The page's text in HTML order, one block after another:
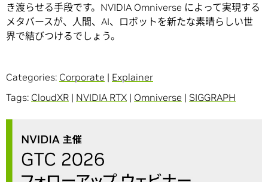
き渡らせる手段です。NVIDIA Omniverse によって実現する
メタバースが、人間、AI、ロボットを新たな素晴らしい世
界で結びつけるでしょう。
Categories: Corporate | Explainer
Tags: CloudXR | NVIDIA RTX | Omniverse | SIGGRAPH